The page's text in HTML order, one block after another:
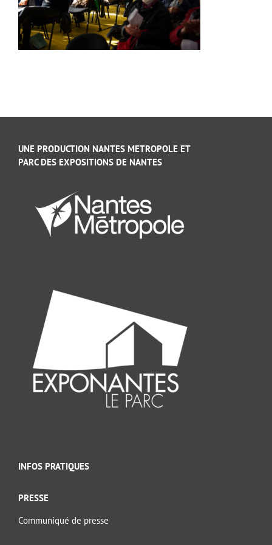
UNE PRODUCTION NANTES METROPOLE ET
PARC DES EXPOSITIONS DE NANTES
INFOS PRATIQUES
PRESSE
Communiqué de presse